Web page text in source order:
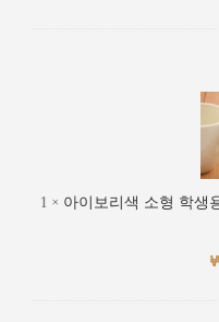
1 × 아이보리색 소형 학생